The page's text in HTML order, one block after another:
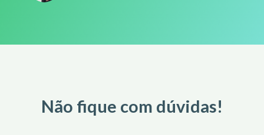
Não fique com dúvidas!